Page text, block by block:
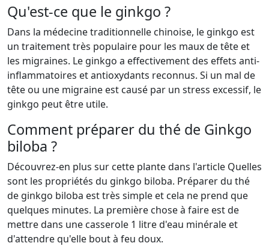
Qu'est-ce que le ginkgo ?
Dans la médecine traditionnelle chinoise, le ginkgo est
un traitement très populaire pour les maux de tête et
les migraines. Le ginkgo a effectivement des effets anti-
inflammatoires et antioxydants reconnus. Si un mal de
tête ou une migraine est causé par un stress excessif, le
ginkgo peut être utile.
Comment préparer du thé de Ginkgo
biloba ?
Découvrez-en plus sur cette plante dans l'article Quelles
sont les propriétés du ginkgo biloba. Préparer du thé
de ginkgo biloba est très simple et cela ne prend que
quelques minutes. La première chose à faire est de
mettre dans une casserole 1 litre d'eau minérale et
d'attendre qu'elle bout à feu doux.